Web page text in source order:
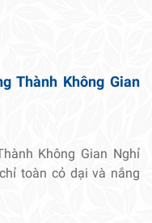
Thành Không Gian
Không Gian Nghỉ
toàn cỏ dại và nắng